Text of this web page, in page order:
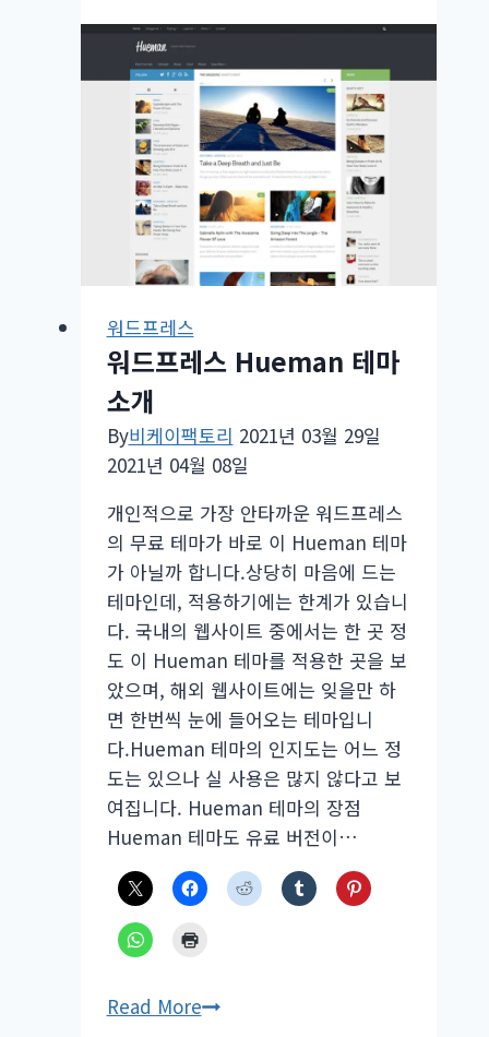
플
그
인
에
리
디
렉
션
메
가
없
때
워드프레스
워드프레스 Hueman 테마
소개
By비케이팩토리 2021년 03월 29일
2021년 04월 08일
개인적으로 가장 안타까운 워드프레스
의 무료 테마가 바로 이 Hueman 테마
가 아닐까 합니다.상당히 마음에 드는
테마인데, 적용하기에는 한계가 있습니
다. 국내의 웹사이트 중에서는 한 곳 정
도 이 Hueman 테마를 적용한 곳을 보
았으며, 해외 웹사이트에는 잊을만 하
면 한번씩 눈에 들어오는 테마입니
다.Hueman 테마의 인지도는 어느 정
도는 있으나 실 사용은 많지 않다고 보
여집니다. Hueman 테마의 장점
Hueman 테마도 유료 버전이…
Read More워